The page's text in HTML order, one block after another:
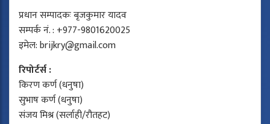
प्रधान सम्पादकः बृजकुमार यादव
सम्पर्क नं. : +977-9801620025
इमेल:brijkry@gmail.com
रिपोर्टर्स :
किरण कर्ण (धनुषा)
सुभाष कर्ण (धनुषा)
संजय मिश्र (सर्लाही/रौतहट)